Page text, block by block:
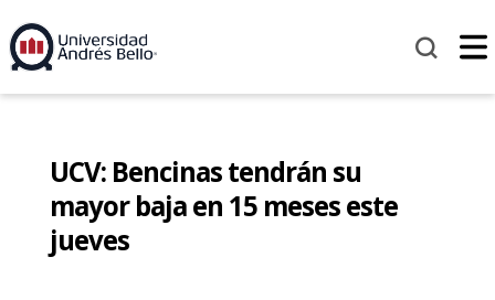
UCV: Bencinas tendrán su
mayor baja en 15 meses este
jueves